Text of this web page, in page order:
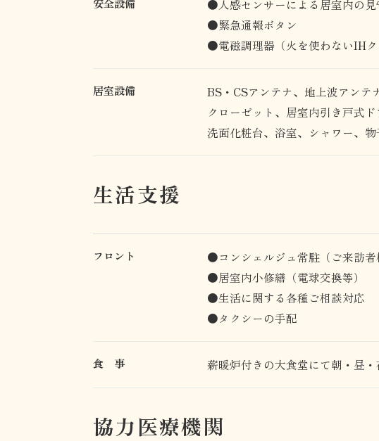
●人感センサーによる居室内の見
●緊急通報ボタン
●電磁調理器（火を使わないIHク
居室設備
BS・CSアンテナ、地上波アンテ
クローゼット、居室内引き戸式
洗面化粧台、浴室、シャワー、
生活支援
フロント
●コンシェルジュ常駐（ご来訪者
●居室内小修繕（電球交換等）
●生活に関する各種ご相談対応
●タクシーの手配
食 事 薪暖炉付きの大食堂にて朝・昼
協力医療機関